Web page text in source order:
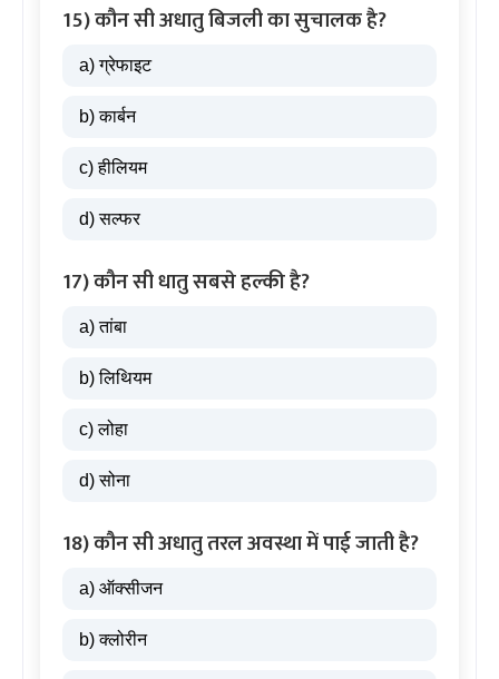
15) कौन सी अधातु बिजली का सुचालक है?
a) ग्रेफाइट
b) कार्बन
c) हीलियम
d) सल्फर
17) कौन सी धातु सबसे हल्की है?
a) तांबा
b) लिथियम
c) लोहा
d) सोना
18) कौन सी अधातु तरल अवस्था में पाई जाती है?
a) ऑक्सीजन
b) क्लोरीन